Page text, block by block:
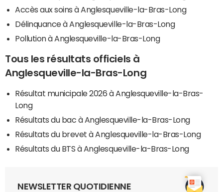
Accès aux soins à Anglesqueville-la-Bras-Long
Délinquance à Anglesqueville-la-Bras-Long
Pollution à Anglesqueville-la-Bras-Long
Tous les résultats officiels à
Anglesqueville-la-Bras-Long
Résultat municipale 2026 à Anglesqueville-la-Bras-
Long
Résultats du bac à Anglesqueville-la-Bras-Long
Résultats du brevet à Anglesqueville-la-Bras-Long
Résultats du BTS à Anglesqueville-la-Bras-Long
NEWSLETTER QUOTIDIENNE